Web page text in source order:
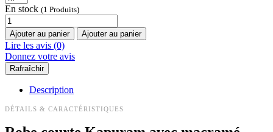
En stock (1 Produits)
Ajouter au panier Ajouter au panier
Lire les avis (0)
Donnez votre avis
Description
DÉTAILS & CARACTÉRISTIQUES